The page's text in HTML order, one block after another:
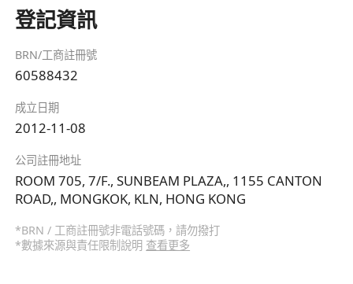
登記資訊
BRN/工商註冊號
60588432
成立日期
2012-11-08
公司註冊地址
ROOM 705, 7/F., SUNBEAM PLAZA,, 1155 CANTON
ROAD,, MONGKOK, KLN, HONG KONG
*BRN / 工商註冊號非電話號碼，請勿撥打
*數據來源與責任限制說明 查看更多